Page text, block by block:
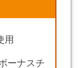
用
ーナスチ